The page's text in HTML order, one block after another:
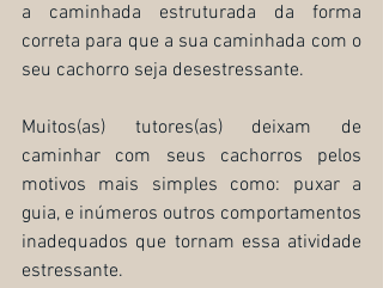
a caminhada estruturada da forma
correta para que a sua caminhada com o
seu cachorro seja desestressante.
Muitos(as) tutores(as) deixam de
caminhar com seus cachorros pelos
motivos mais simples como: puxar a
guia, e inúmeros outros comportamentos
inadequados que tornam essa atividade
estressante.